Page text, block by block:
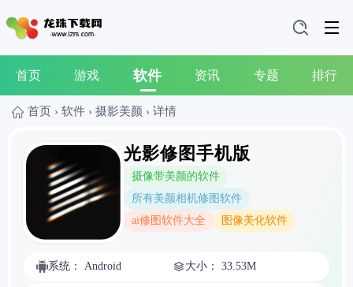
首页 游戏 软件 资讯 专题 排行
首页 › 软件 › 摄影美颜 › 详情
光影修图手机版
摄像带美颜的软件
所有美颜相机修图软件
ai修图软件大全
图像美化软件
系统： Android 大小： 33.53M